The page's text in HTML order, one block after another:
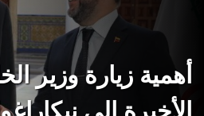
أهمية زيارة وزير